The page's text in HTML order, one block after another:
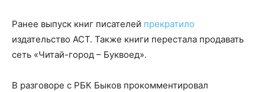
Ранее выпуск книг писателей прекратило
издательство АСТ. Также книги перестала продавать
сеть «Читай-город – Буквоед».
В разговоре с РБК Быков прокомментировал